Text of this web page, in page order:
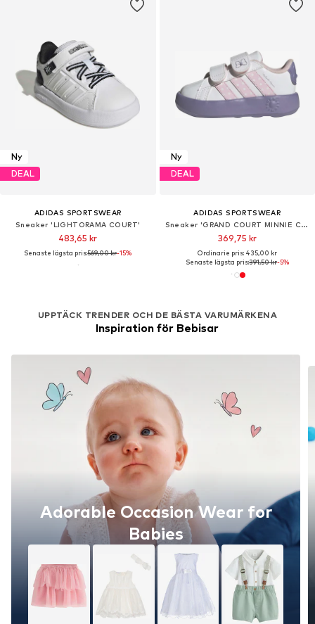
Ny
DEAL
ADIDAS SPORTSWEAR
Sneaker 'LIGHTORAMA COURT'
483,65 kr
Senaste lägsta pris:569,00 kr-15%
Ny
DEAL
ADIDAS SPORTSWEAR
Sneaker 'GRAND COURT MINNIE CF I'
369,75 kr
Ordinarie pris: 435,00 kr
Senaste lägsta pris:391,50 kr-5%
UPPTÄCK TRENDER OCH DE BÄSTA VARUMÄRKENA
Inspiration för Bebisar
Adorable Occasion Wear for
Babies